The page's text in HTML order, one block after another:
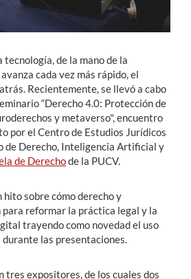
tecnología, de la mano de la
cada vez más rápido, el
Recientemente, se llevó a cabo
“Derecho 4.0: Protección de
y metaverso", encuentro
por el Centro de Estudios Jurídicos
de Derecho, Inteligencia Artificial y
de Derechode la PUCV.
hito sobre cómo derecho y
reformar la práctica legal y la
trayendo como novedad el uso
las presentaciones.
tres expositores, de los cuales dos